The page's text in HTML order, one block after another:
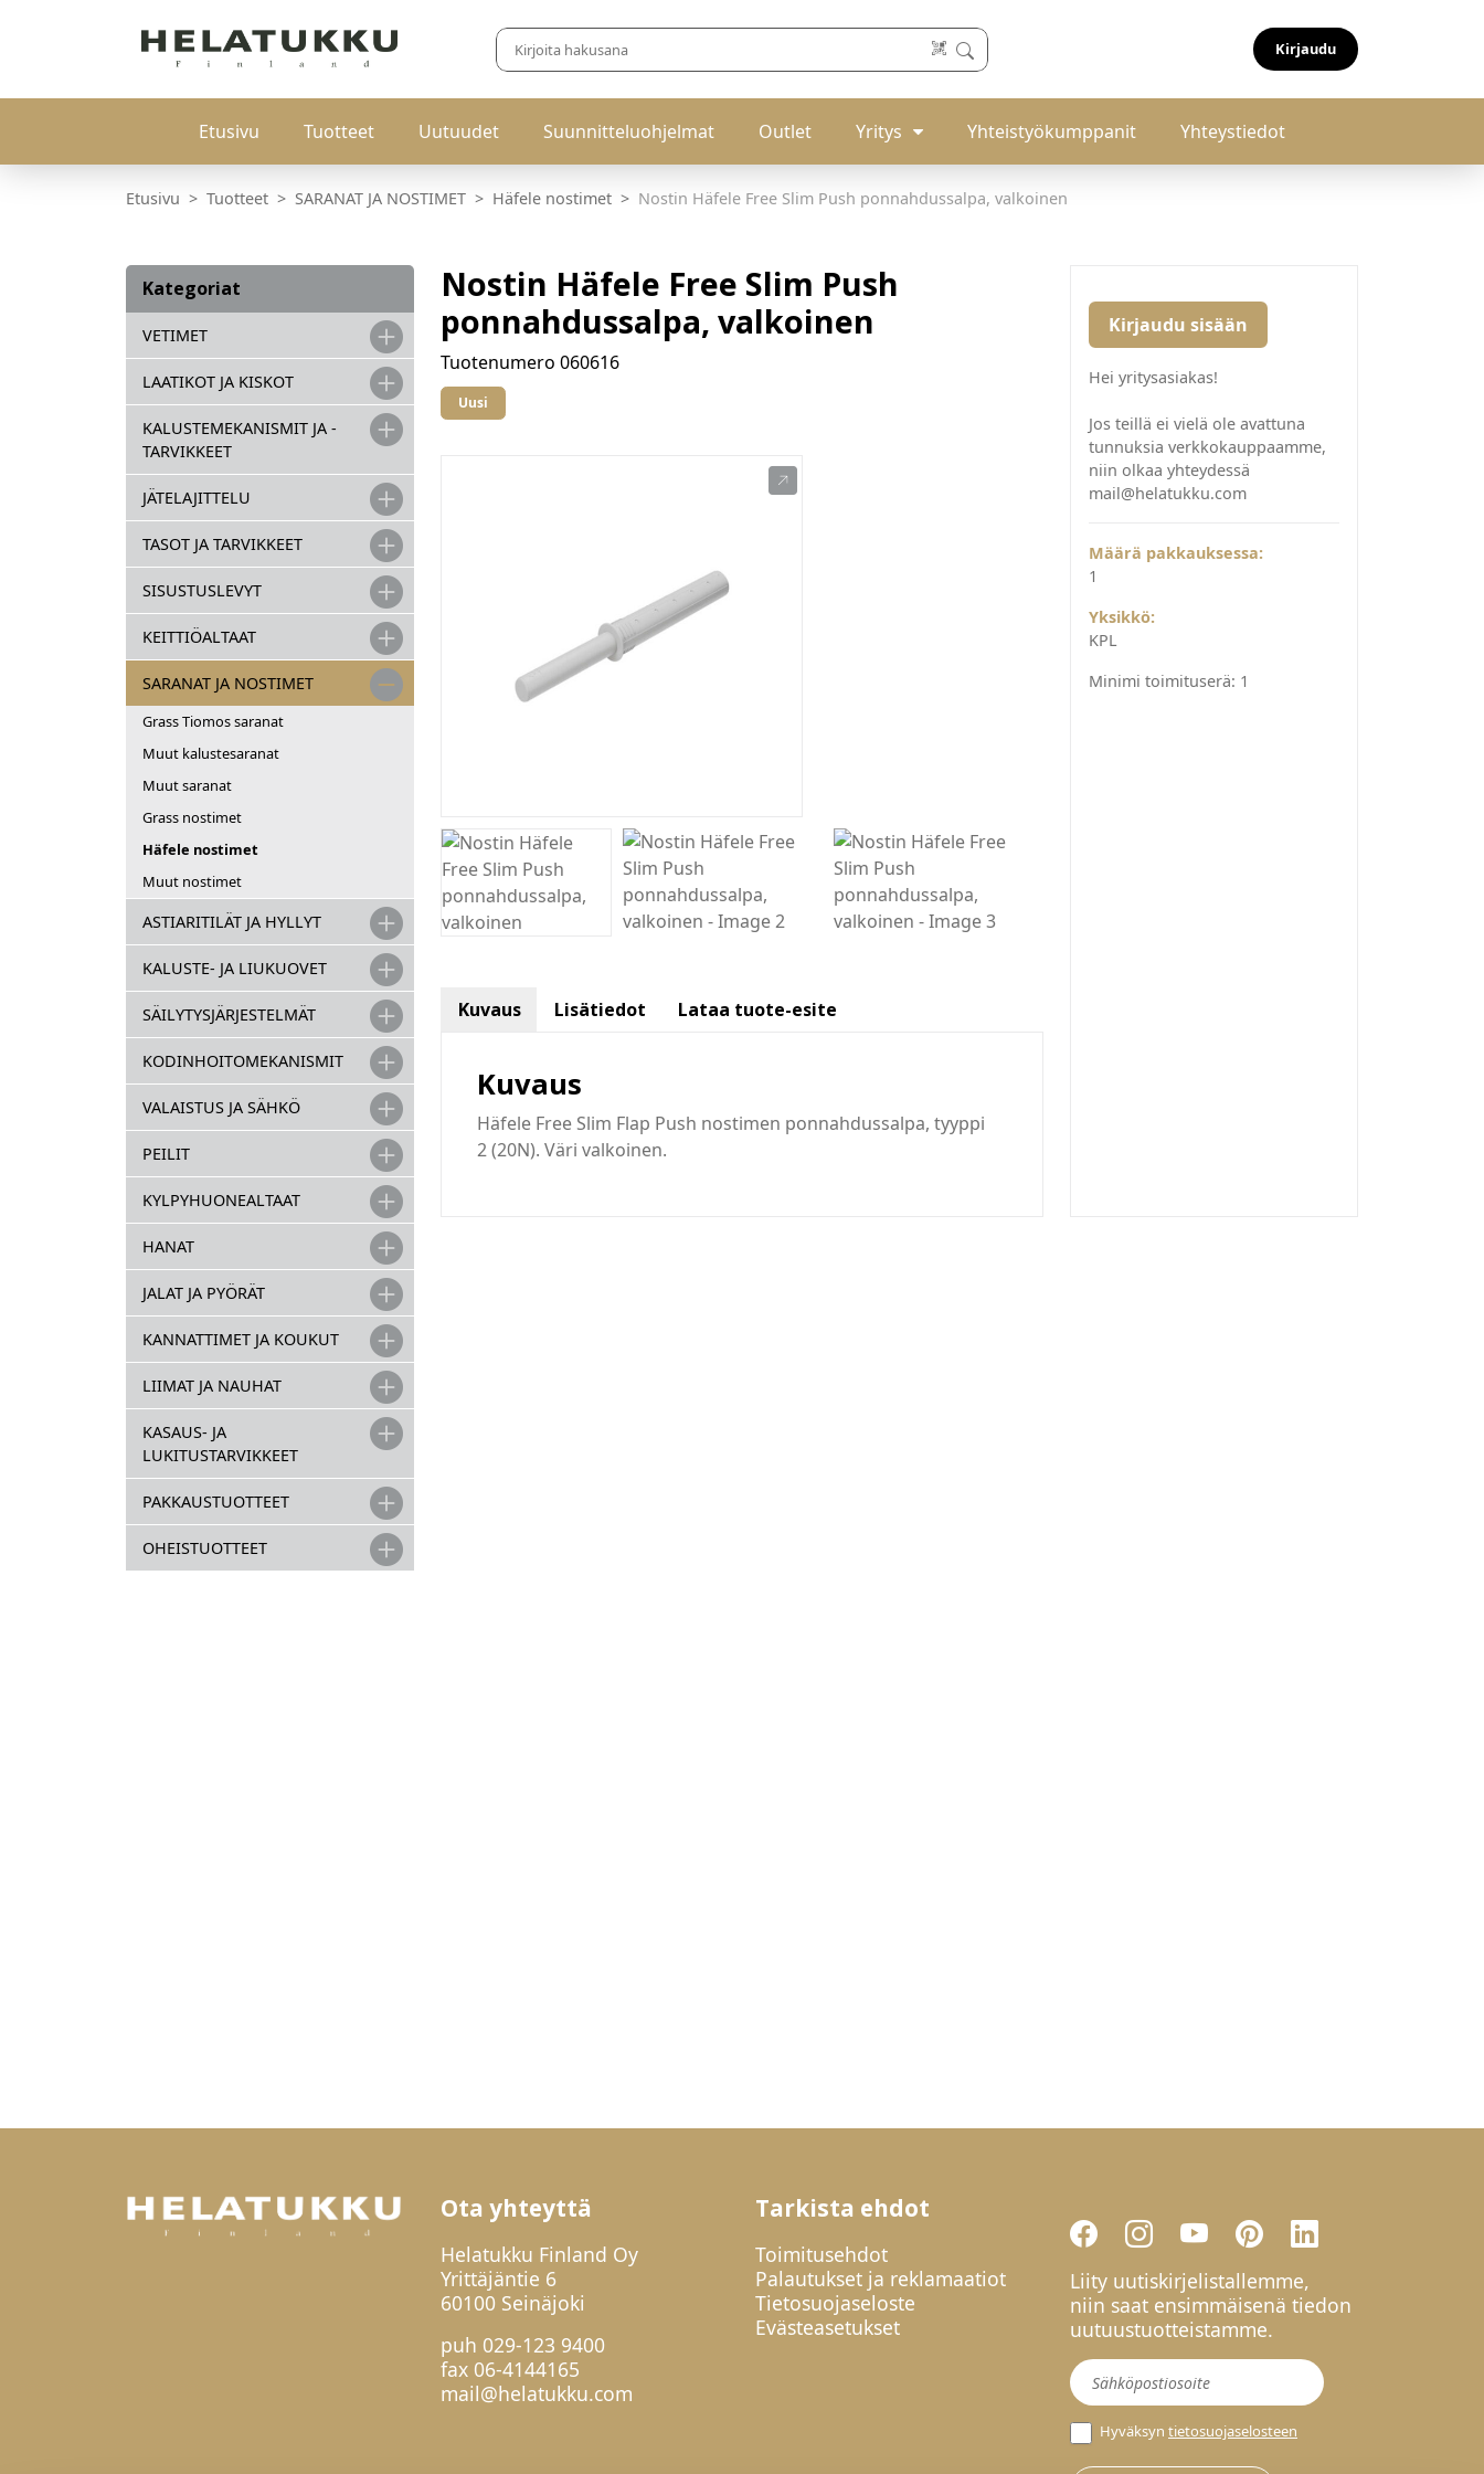
Kirjaudu
Etusivu Tuotteet Uutuudet Suunnitteluohjelmat Outlet Yritys Yhteistyökumppanit Yhteystiedot
Etusivu Tuotteet SARANAT JA NOSTIMET Häfele nostimet Nostin Häfele Free Slim Push ponnahdussalpa, valkoinen
Kategoriat
VETIMET
LAATIKOT JA KISKOT
KALUSTEMEKANISMIT JA -
TARVIKKEET
JÄTELAJITTELU
TASOT JA TARVIKKEET
SISUSTUSLEVYT
KEITTIÖALTAAT
SARANAT JA NOSTIMET
Grass Tiomos saranat
Muut kalustesaranat
Muut saranat
Grass nostimet
Häfele nostimet
Muut nostimet
ASTIARITILÄT JA HYLLYT
KALUSTE- JA LIUKUOVET
SÄILYTYSJÄRJESTELMÄT
KODINHOITOMEKANISMIT
VALAISTUS JA SÄHKÖ
PEILIT
KYLPYHUONEALTAAT
HANAT
JALAT JA PYÖRÄT
KANNATTIMET JA KOUKUT
LIIMAT JA NAUHAT
KASAUS- JA
LUKITUSTARVIKKEET
PAKKAUSTUOTTEET
OHEISTUOTTEET
Nostin Häfele Free Slim Push
ponnahdussalpa, valkoinen
Tuotenumero 060616
Uusi
Kuvaus Lisätiedot Lataa tuote-esite
Kuvaus
Häfele Free Slim Flap Push nostimen ponnahdussalpa, tyyppi
2 (20N). Väri valkoinen.
Kirjaudu sisään
Hei yritysasiakas!
Jos teillä ei vielä ole avattuna
tunnuksia verkkokauppaamme,
niin olkaa yhteydessä
mail@helatukku.com
Määrä pakkauksessa:
1
Yksikkö:
KPL
Minimi toimituserä: 1
Ota yhteyttä
Helatukku Finland Oy
Yrittäjäntie 6
60100 Seinäjoki
puh 029-123 9400
fax 06-4144165
mail@helatukku.com
Tarkista ehdot
Toimitusehdot
Palautukset ja reklamaatiot
Tietosuojaseloste
Evästeasetukset
Liity uutiskirjelistallemme,
niin saat ensimmäisenä tiedon
uutuustuotteistamme.
Uutiskirje
Hyväksyn tietosuojaselosteen